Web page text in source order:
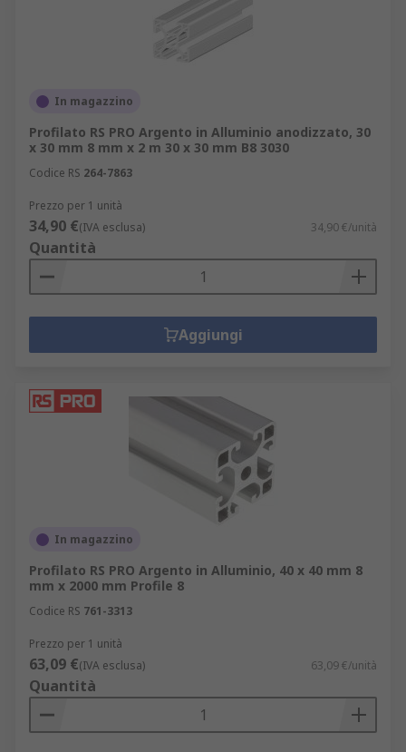
In magazzino
Profilato RS PRO Argento in Alluminio anodizzato, 30
x 30 mm 8 mm x 2 m 30 x 30 mm B8 3030
Codice RS 264-7863
Prezzo per 1 unità
34,90 €(IVA esclusa) 34,90 €/unità
Quantità
Aggiungi
In magazzino
Profilato RS PRO Argento in Alluminio, 40 x 40 mm 8
mm x 2000 mm Profile 8
Codice RS 761-3313
Prezzo per 1 unità
63,09 €(IVA esclusa) 63,09 €/unità
Quantità